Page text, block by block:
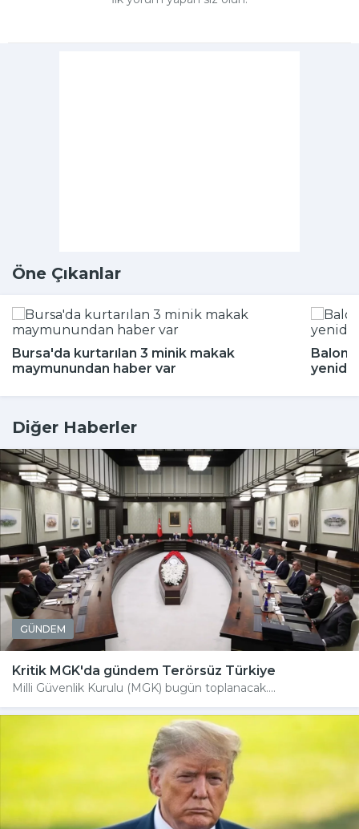
Öne Çıkanlar
Bursa'da kurtarılan 3 minik makak
maymunundan haber var
Balon
Diğer Haberler
GÜNDEM
Kritik MGK'da gündem Terörsüz Türkiye
Milli Güvenlik Kurulu (MGK) bugün toplanacak....